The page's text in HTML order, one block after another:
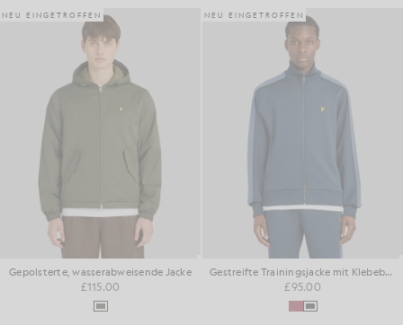
NEU EINGETROFFEN
Gepolsterte, wasserabweisende Jacke
£115.00
NEU EINGETROFFEN
Gestreifte Trainingsjacke mit Klebebandbesatz
£95.00